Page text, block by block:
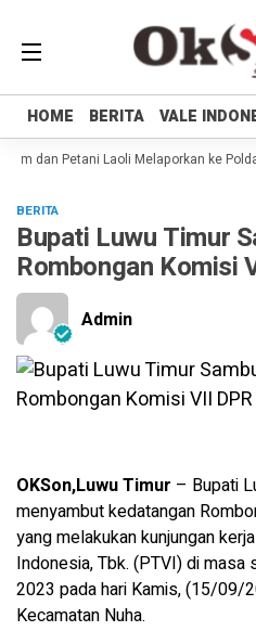
HOME BERITA VALE
HOME BERITA VALE
dan Petani Laoli Melaporkan ke
BERITA
Bupati Luwu Timur
Rombongan Komisi
Admin
OKSon,Luwu Timur – Bupati
menyambut kedatangan
yang melakukan kunjungan
Indonesia, Tbk. (PTVI) di masa
2023 pada hari Kamis, (15/09/
Kecamatan Nuha.